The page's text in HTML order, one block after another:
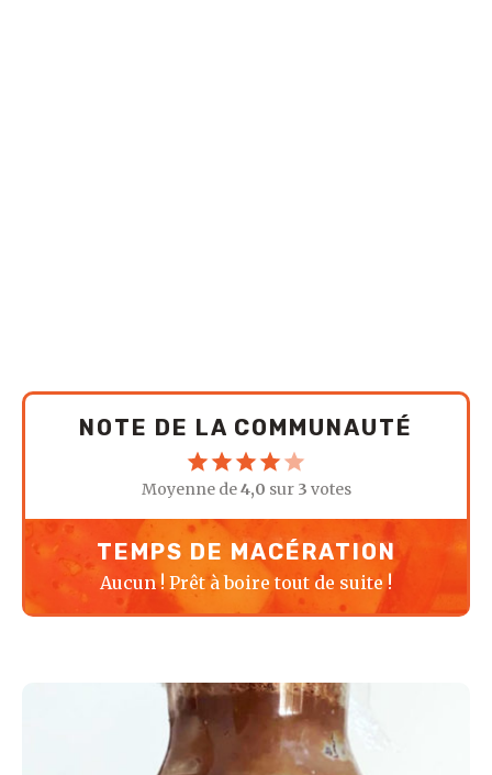
NOTE DE LA COMMUNAUTÉ
Moyenne de4,0 sur 3 votes
TEMPS DE MACÉRATION
Aucun ! Prêt à boire tout de suite !